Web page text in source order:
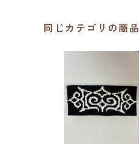
同じカテゴリの商品